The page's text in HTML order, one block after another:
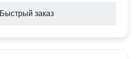
Быстрый заказ